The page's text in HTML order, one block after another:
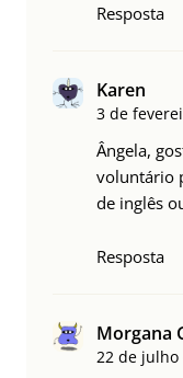
Resposta
Karen
3 de
Ângela,
voluntário
de inglês
Resposta
Morgana
22 de julho